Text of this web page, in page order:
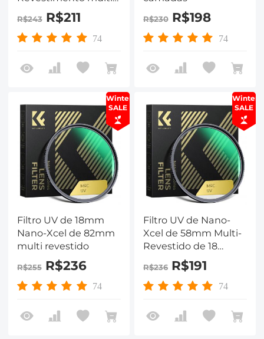
camadas de 18
camadas
R$243R$211
74
R$230R$198
74
Winter
SALE
Filtro UV de 18mm
Nano-Xcel de 82mm
multi revestido
R$255R$236
74
Winter
SALE
Filtro UV de Nano-
Xcel de 58mm Multi-
Revestido de 18
camadas
R$236R$191
74